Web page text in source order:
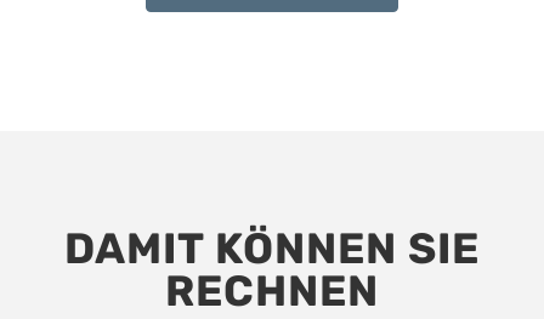
DAMIT KÖNNEN SIE
RECHNEN